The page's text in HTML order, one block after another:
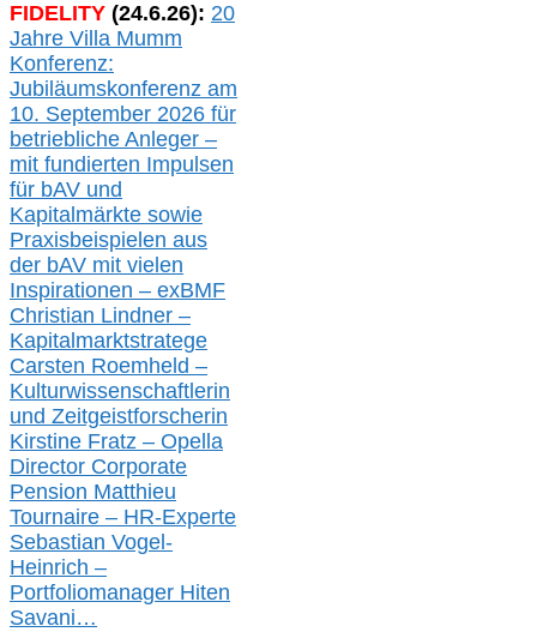
FIDELITY (24.6.26): 20
Jahre Villa Mumm
Konferenz:
Jubiläumskonferenz am
10. September 2026 für
betriebliche Anleger –
mit fundierten Impulsen
für bAV und
Kapitalmärkte sowie
Praxisbeispielen aus
der bAV mit vielen
Inspirationen – exBMF
Christian Lindner –
Kapitalmarktstratege
Carsten Roemheld –
Kulturwissenschaftlerin
und Zeitgeistforscherin
Kirstine Fratz – Opella
Director Corporate
Pension Matthieu
Tournaire – HR-Experte
Sebastian Vogel-
Heinrich –
Portfoliomanager Hiten
Savani…